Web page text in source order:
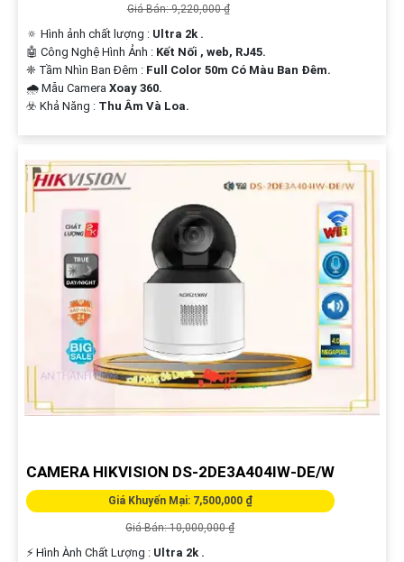
Giá Bán: 9,220,000 ₫
🔅 Hình ảnh chất lượng : Ultra 2k .
🤖️ Công Nghệ Hình Ảnh : Kết Nối , web, RJ45.
❈ Tầm Nhìn Ban Đêm : Full Color 50m Có Màu Ban Ðêm.
🌧️ Mẫu Camera Xoay 360.
️☣️ Khả Năng : Thu Âm Và Loa.
CAMERA HIKVISION DS-2DE3A404IW-DE/W
Giá Khuyến Mại: 7,500,000 ₫
Giá Bán: 10,000,000 ₫
️⚡ Hình Ành Chất Lượng : Ultra 2k .